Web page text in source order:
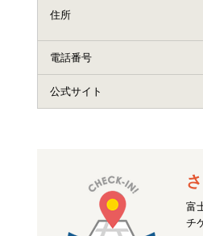
住所
電話番号
公式サイト
富
チ